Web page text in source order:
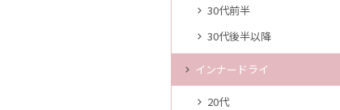
30代前半
30代後半以降
インナードライ
20代